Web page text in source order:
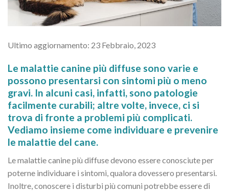
Ultimo aggiornamento: 23 Febbraio, 2023
Le malattie canine più diffuse sono varie e
possono presentarsi con sintomi più o meno
gravi. In alcuni casi, infatti, sono patologie
facilmente curabili; altre volte, invece, ci si
trova di fronte a problemi più complicati.
Vediamo insieme come individuare e prevenire
le malattie del cane.
Le malattie canine più diffuse devono essere conosciute per
poterne individuare i sintomi, qualora dovessero presentarsi.
Inoltre, conoscere i disturbi più comuni potrebbe essere di